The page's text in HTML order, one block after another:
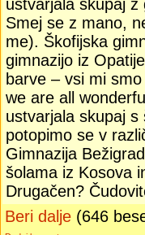
ustvarjala skupaj z
Smej se z mano,
me). Škofijska
gimnazijo iz
barve – vsi mi
we are all
ustvarjala skupaj
potopimo se v
Gimnazija
šolama iz Kosova
Drugačen?
Beri dalje (646